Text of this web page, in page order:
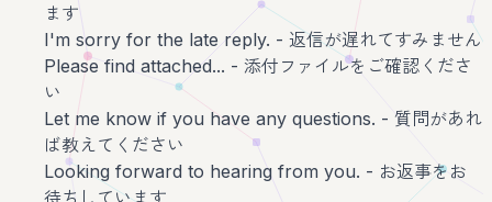
ます
I'm sorry for the late reply. - 返信が遅れてすみません
Please find attached... - 添付ファイルをご確認くださ
い
Let me know if you have any questions. - 質問があれ
ば教えてください
Looking forward to hearing from you. - お返事をお